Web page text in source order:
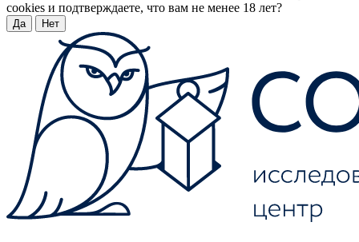
cookies и подтверждаете, что вам не менее 18 лет?
Да Нет